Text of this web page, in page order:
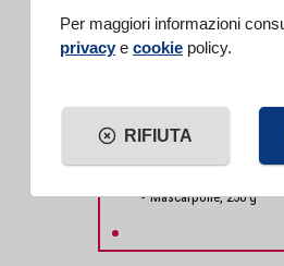
Per maggiori informazioni
privacye cookie policy.
RIFIUTA
bustina
Zucchero impalpabile
, 1 bustina
Farina 00, 150 g
Mascarpone, 250 g